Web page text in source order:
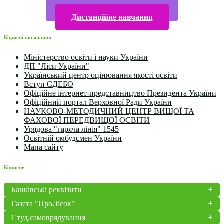
Дистанційне навчання
Корисні посилання
Міністерство освіти і науки України
ДП "Ліси України"
Український центр оцінювання якості освіти
Вступ ЄДЕБО
Офіційне інтернет-представництво Президента України
Офіційний портал Верховної Ради України
НАУКОВО-МЕТОДИЧНИЙ ЦЕНТР ВИЩОЇ ТА
ФАХОВОЇ ПЕРЕДВИЩОЇ ОСВІТИ
Урядова "гаряча лінія" 1545
Освітній омбудсмен України
Мапа сайту
Корисне
Банківські реквізити
Газета "ПроЛісок"
Студ.самоврядування